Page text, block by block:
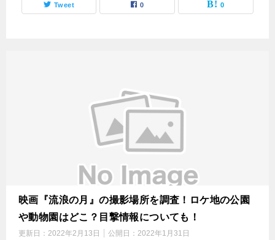
Tweet 0 0
映画『流浪の月』の撮影場所を調査！ロケ地の公園
や動物園はどこ？目撃情報についても！
更新日： 2022年2月13日 公開日： 2022年1月31日